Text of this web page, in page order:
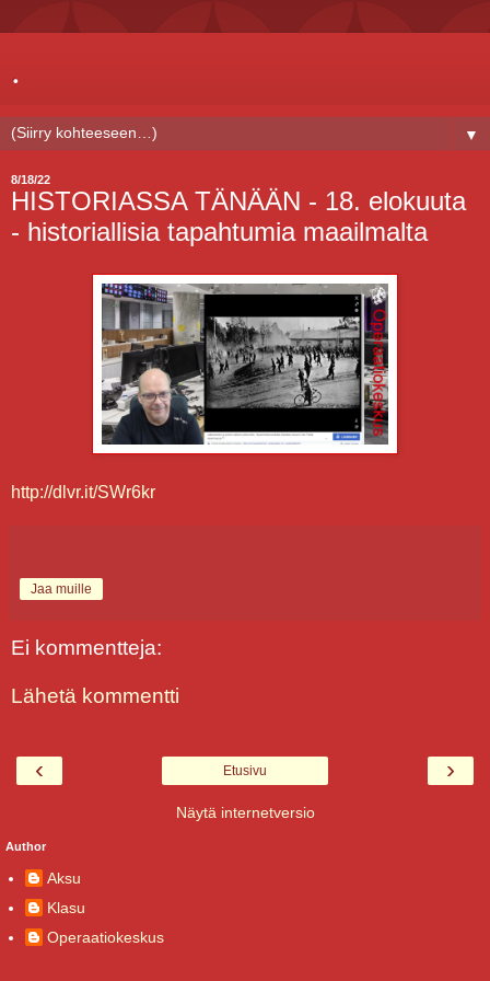
.
▼
8/18/22
HISTORIASSA TÄNÄÄN - 18. elokuuta
- historiallisia tapahtumia maailmalta
http://dlvr.it/SWr6kr
Jaa muille
Ei kommentteja:
Lähetä kommentti
‹ ›
Etusivu
Näytä internetversio
Author
Aksu
Klasu
Operaatiokeskus